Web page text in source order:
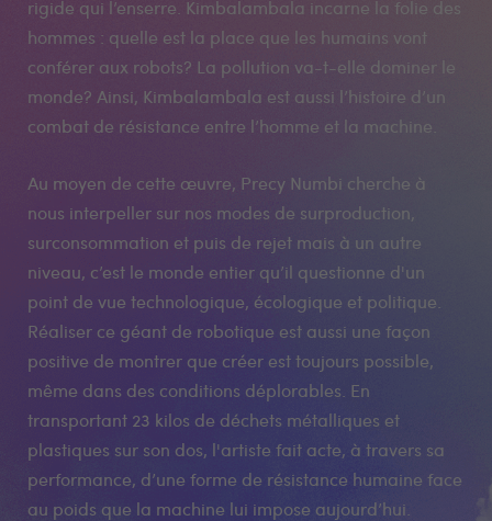
rigide qui l’enserre. Kimbalambala incarne la folie des
hommes : quelle est la place que les humains vont
conférer aux robots? La pollution va-t-elle dominer le
monde? Ainsi, Kimbalambala est aussi l’histoire d’un
combat de résistance entre l’homme et la machine.
Au moyen de cette œuvre, Precy Numbi cherche à
nous interpeller sur nos modes de surproduction,
surconsommation et puis de rejet mais à un autre
niveau, c’est le monde entier qu’il questionne d'un
point de vue technologique, écologique et politique.
Réaliser ce géant de robotique est aussi une façon
positive de montrer que créer est toujours possible,
même dans des conditions déplorables. En
transportant 23 kilos de déchets métalliques et
plastiques sur son dos, l'artiste fait acte, à travers sa
performance, d’une forme de résistance humaine face
au poids que la machine lui impose aujourd’hui.